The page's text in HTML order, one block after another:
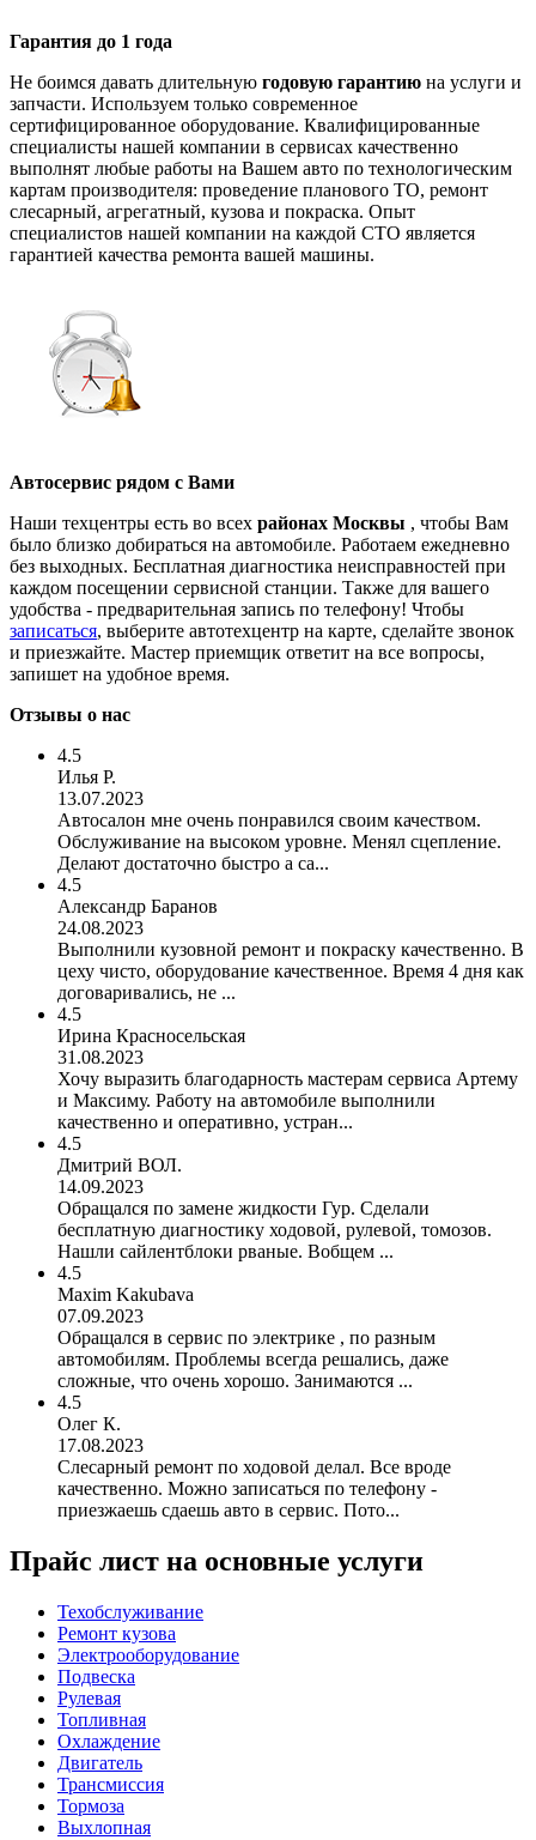
Гарантия до 1 года
Не боимся давать длительную годовую гарантию на услуги и
запчасти. Используем только современное
сертифицированное оборудование. Квалифицированные
специалисты нашей компании в сервисах качественно
выполнят любые работы на Вашем авто по технологическим
картам производителя: проведение планового ТО, ремонт
слесарный, агрегатный, кузова и покраска. Опыт
специалистов нашей компании на каждой СТО является
гарантией качества ремонта вашей машины.
Автосервис рядом с Вами
Наши техцентры есть во всех районах Москвы , чтобы Вам
было близко добираться на автомобиле. Работаем ежедневно
без выходных. Бесплатная диагностика неисправностей при
каждом посещении сервисной станции. Также для вашего
удобства - предварительная запись по телефону! Чтобы
записаться, выберите автотехцентр на карте, сделайте звонок
и приезжайте. Мастер приемщик ответит на все вопросы,
запишет на удобное время.
Отзывы о нас
4.5
Илья Р.
13.07.2023
Автосалон мне очень понравился своим качеством.
Обслуживание на высоком уровне. Менял сцепление.
Делают достаточно быстро а са...
4.5
Александр Баранов
24.08.2023
Выполнили кузовной ремонт и покраску качественно. В
цеху чисто, оборудование качественное. Время 4 дня как
договаривались, не ...
4.5
Ирина Красносельская
31.08.2023
Хочу выразить благодарность мастерам сервиса Артему
и Максиму. Работу на автомобиле выполнили
качественно и оперативно, устран...
4.5
Дмитрий ВОЛ.
14.09.2023
Обращался по замене жидкости Гур. Сделали
бесплатную диагностику ходовой, рулевой, томозов.
Нашли сайлентблоки рваные. Вобщем ...
4.5
Maxim Kakubava
07.09.2023
Обращался в сервис по электрике , по разным
автомобилям. Проблемы всегда решались, даже
сложные, что очень хорошо. Занимаются ...
4.5
Олег К.
17.08.2023
Слесарный ремонт по ходовой делал. Все вроде
качественно. Можно записаться по телефону -
приезжаешь сдаешь авто в сервис. Пото...
Прайс лист на основные услуги
Техобслуживание
Ремонт кузова
Электрооборудование
Подвеска
Рулевая
Топливная
Охлаждение
Двигатель
Трансмиссия
Тормоза
Выхлопная